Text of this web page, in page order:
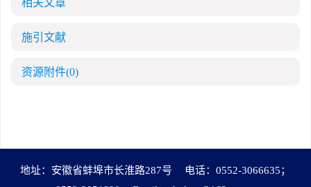
相关文章
施引文献
资源附件(0)
地址：安徽省蚌埠市长淮路287号
电话：0552-3066635；